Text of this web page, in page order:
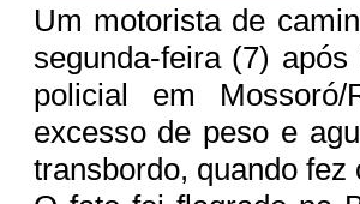
Um motorista de
segunda-feira (7)
policial em
excesso de peso e
transbordo, quando fez